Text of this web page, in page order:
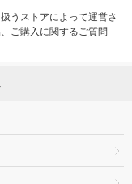
うストアによって運営さ
ご購入に関するご質問